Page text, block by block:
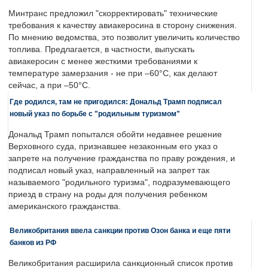
Минтранс предложил "скорректировать" технические
требования к качеству авиакеросина в сторону снижения.
По мнению ведомства, это позволит увеличить количество
топлива. Предлагается, в частности, выпускать
авиакеросин с менее жесткими требованиями к
температуре замерзания - не при –60°C, как делают
сейчас, а при –50°C.
Где родился, там не пригодился: Дональд Трамп подписал
новый указ по борьбе с "родильным туризмом"
Дональд Трамп попытался обойти недавнее решение
Верховного суда, признавшее незаконным его указ о
запрете на получение гражданства по праву рождения, и
подписал новый указ, направленный на запрет так
называемого "родильного туризма", подразумевающего
приезд в страну на роды для получения ребенком
американского гражданства.
Великобритания ввела санкции против Озон банка и еще пяти
банков из РФ
Великобритания расширила санкционный список против